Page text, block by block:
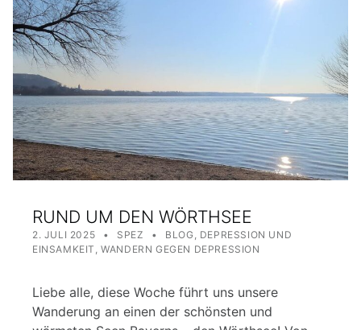
RUND UM DEN WÖRTHSEE
POSTED ON:
2. JULI 2025
WRITTEN BY:
SPEZ CATEGORIZED IN:
BLOG , DEPRESSION UND
EINSAMKEIT ,WANDERN GEGEN DEPRESSION
Liebe alle, diese Woche führt uns unsere
Wanderung an einen der schönsten und